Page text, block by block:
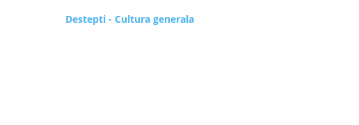
Destepti - Cultura generala